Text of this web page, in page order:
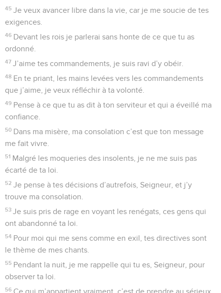
45 Je veux avancer libre dans la vie, car je me soucie de tes
exigences.
46 Devant les rois je parlerai sans honte de ce que tu as
ordonné.
47 J’aime tes commandements, je suis ravi d’y obéir.
48 En te priant, les mains levées vers les commandements
que j’aime, je veux réfléchir à ta volonté.
49 Pense à ce que tu as dit à ton serviteur et qui a éveillé ma
confiance.
50 Dans ma misère, ma consolation c’est que ton message
me fait vivre.
51 Malgré les moqueries des insolents, je ne me suis pas
écarté de ta loi.
52 Je pense à tes décisions d’autrefois, Seigneur, et j’y
trouve ma consolation.
53 Je suis pris de rage en voyant les renégats, ces gens qui
ont abandonné ta loi.
54 Pour moi qui me sens comme en exil, tes directives sont
le thème de mes chants.
55 Pendant la nuit, je me rappelle qui tu es, Seigneur, pour
observer ta loi.
56 Ce qui m’appartient vraiment, c’est de prendre au sérieux